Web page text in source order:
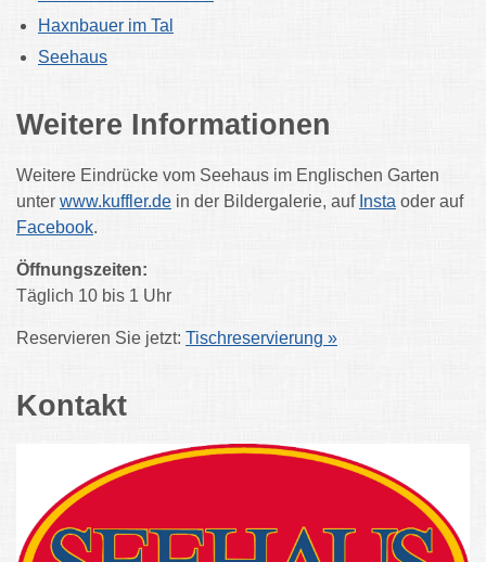
Haxnbauer im Tal
Seehaus
Weitere Informationen
Weitere Eindrücke vom Seehaus im Englischen Garten
unter www.kuffler.de in der Bildergalerie, auf Insta oder auf
Facebook.
Öffnungszeiten:
Täglich 10 bis 1 Uhr
Reservieren Sie jetzt: Tischreservierung »
Kontakt